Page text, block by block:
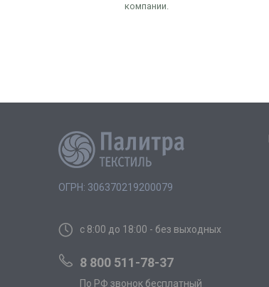
компании.
ОГРН: 306370219200079
с 8:00 до 18:00 - без выходных
8 800 511-78-37
По РФ звонок бесплатный